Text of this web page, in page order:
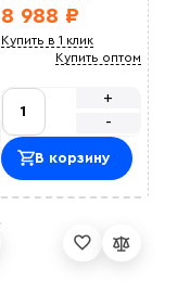
8 988 ₽
Купить в 1 клик
Купить оптом
-
+
В корзину